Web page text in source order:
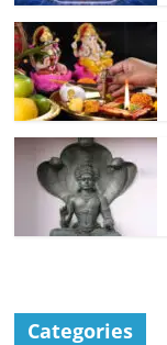
Categories